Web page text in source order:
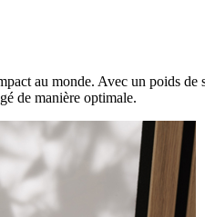
au monde. Avec un poids
de manière optimale.